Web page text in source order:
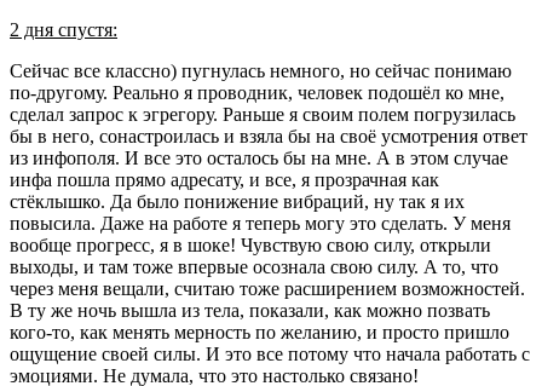
2 дня спустя:
Сейчас все классно) пугнулась немного, но сейчас понимаю
по-другому. Реально я проводник, человек подошёл ко мне,
сделал запрос к эгрегору. Раньше я своим полем погрузилась
бы в него, сонастроилась и взяла бы на своё усмотрения ответ
из инфополя. И все это осталось бы на мне. А в этом случае
инфа пошла прямо адресату, и все, я прозрачная как
стёклышко. Да было понижение вибраций, ну так я их
повысила. Даже на работе я теперь могу это сделать. У меня
вообще прогресс, я в шоке! Чувствую свою силу, открыли
выходы, и там тоже впервые осознала свою силу. А то, что
через меня вещали, считаю тоже расширением возможностей.
В ту же ночь вышла из тела, показали, как можно позвать
кого-то, как менять мерность по желанию, и просто пришло
ощущение своей силы. И это все потому что начала работать с
эмоциями. Не думала, что это настолько связано!